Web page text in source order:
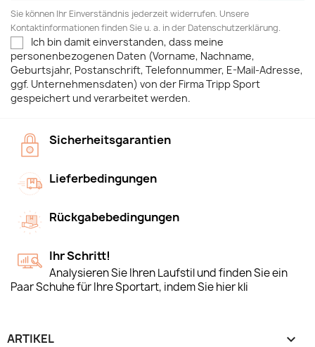
Sie können Ihr Einverständnis jederzeit widerrufen. Unsere
Kontaktinformationen finden Sie u. a. in der Datenschutzerklärung.
Ich bin damit einverstanden, dass meine
personenbezogenen Daten (Vorname, Nachname,
Geburtsjahr, Postanschrift, Telefonnummer, E-Mail-Adresse,
ggf. Unternehmensdaten) von der Firma Tripp Sport
gespeichert und verarbeitet werden.
Sicherheitsgarantien
Lieferbedingungen
Rückgabebedingungen
Ihr Schritt!
Analysieren Sie Ihren Laufstil und finden Sie ein
Paar Schuhe für Ihre Sportart, indem Sie hier kli
ARTIKEL 